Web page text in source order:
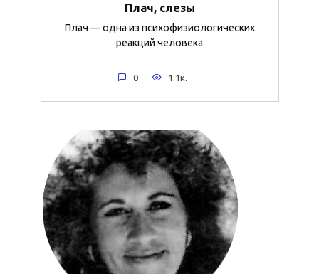
Плач, слезы
Плач — одна из психофизиологических
реакций человека
0 1.1к.